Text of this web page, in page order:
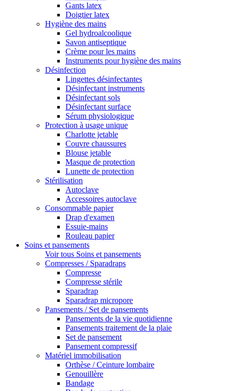
Gants latex
Doigtier latex
Hygiène des mains
Gel hydroalcoolique
Savon antiseptique
Crème pour les mains
Instruments pour hygiène des mains
Désinfection
Lingettes désinfectantes
Désinfectant instruments
Désinfectant sols
Désinfectant surface
Sérum physiologique
Protection à usage unique
Charlotte jetable
Couvre chaussures
Blouse jetable
Masque de protection
Lunette de protection
Stérilisation
Autoclave
Accessoires autoclave
Consommable papier
Drap d'examen
Essuie-mains
Rouleau papier
Soins et pansements
Voir tous Soins et pansements
Compresses / Sparadraps
Compresse
Compresse stérile
Sparadrap
Sparadrap micropore
Pansements / Set de pansements
Pansements de la vie quotidienne
Pansements traitement de la plaie
Set de pansement
Pansement compressif
Matériel immobilisation
Orthèse / Ceinture lombaire
Genouillère
Bandage